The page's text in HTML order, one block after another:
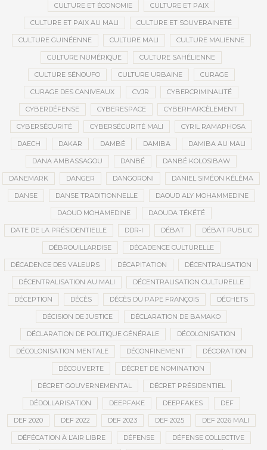
CULTURE ET ÉCONOMIE CULTURE ET PAIX
CULTURE ET PAIX AU MALI CULTURE ET SOUVERAINETÉ
CULTURE GUINÉENNE CULTURE MALI CULTURE MALIENNE
CULTURE NUMÉRIQUE CULTURE SAHÉLIENNE
CULTURE SÉNOUFO CULTURE URBAINE CURAGE
CURAGE DES CANIVEAUX CVJR CYBERCRIMINALITÉ
CYBERDÉFENSE CYBERESPACE CYBERHARCÈLEMENT
CYBERSÉCURITÉ CYBERSÉCURITÉ MALI CYRIL RAMAPHOSA
DAECH DAKAR DAMBÉ DAMIBA DAMIBA AU MALI
DANA AMBASSAGOU DANBÉ DANBÉ KOLOSIBAW
DANEMARK DANGER DANGORONI DANIEL SIMÉON KÉLÉMA
DANSE DANSE TRADITIONNELLE DAOUD ALY MOHAMMEDINE
DAOUD MOHAMEDINE DAOUDA TÉKÉTÉ
DATE DE LA PRÉSIDENTIELLE DDR-I DÉBAT DÉBAT PUBLIC
DÉBROUILLARDISE DÉCADENCE CULTURELLE
DÉCADENCE DES VALEURS DÉCAPITATION DÉCENTRALISATION
DÉCENTRALISATION AU MALI DÉCENTRALISATION CULTURELLE
DÉCEPTION DÉCÈS DÉCÈS DU PAPE FRANÇOIS DÉCHETS
DÉCISION DE JUSTICE DÉCLARATION DE BAMAKO
DÉCLARATION DE POLITIQUE GÉNÉRALE DÉCOLONISATION
DÉCOLONISATION MENTALE DÉCONFINEMENT DÉCORATION
DÉCOUVERTE DÉCRET DE NOMINATION
DÉCRET GOUVERNEMENTAL DÉCRET PRÉSIDENTIEL
DÉDOLLARISATION DEEPFAKE DEEPFAKES DEF
DEF 2020 DEF 2022 DEF 2023 DEF 2025 DEF 2026 MALI
DÉFÉCATION À L’AIR LIBRE DÉFENSE DÉFENSE COLLECTIVE